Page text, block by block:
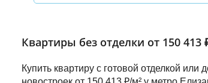
Квартиры без отделки от 150 413
Купить квартиру с готовой отделкой